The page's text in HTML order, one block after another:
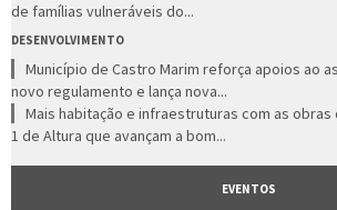
de famílias vulneráveis do...
DESENVOLVIMENTO
Município de Castro Marim reforça apoios ao
novo regulamento e lança nova...
Mais habitação e infraestruturas com as obras
1 de Altura que avançam a bom...
EVENTOS